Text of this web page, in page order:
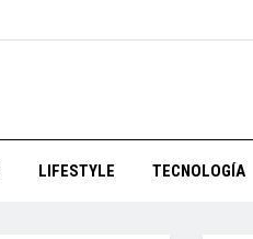
LIFESTYLE TECNOLOGÍA